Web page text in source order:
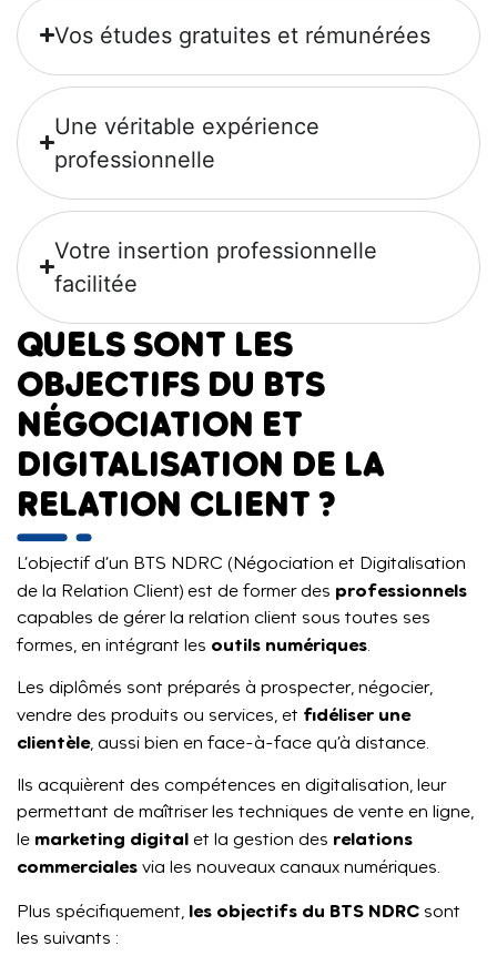
Vos études gratuites et rémunérées
Une véritable expérience
professionnelle
Votre insertion professionnelle
facilitée
QUELS SONT LES
OBJECTIFS DU BTS
NÉGOCIATION ET
DIGITALISATION DE LA
RELATION CLIENT ?
L’objectif d’un BTS NDRC (Négociation et Digitalisation
de la Relation Client) est de former des professionnels
capables de gérer la relation client sous toutes ses
formes, en intégrant les outils numériques
Les diplômés sont préparés à prospecter, négocier,
vendre des produits ou services, et fidéliser une
clientèle, aussi bien en face-à-face qu’à distance.
Ils acquièrent des compétences en digitalisation, leur
permettant de maîtriser les techniques de vente en ligne,
le marketing digital et la gestion des relations
commerciales via les nouveaux canaux numériques.
Plus spécifiquement, les objectifs du BTS NDRC sont
les suivants :